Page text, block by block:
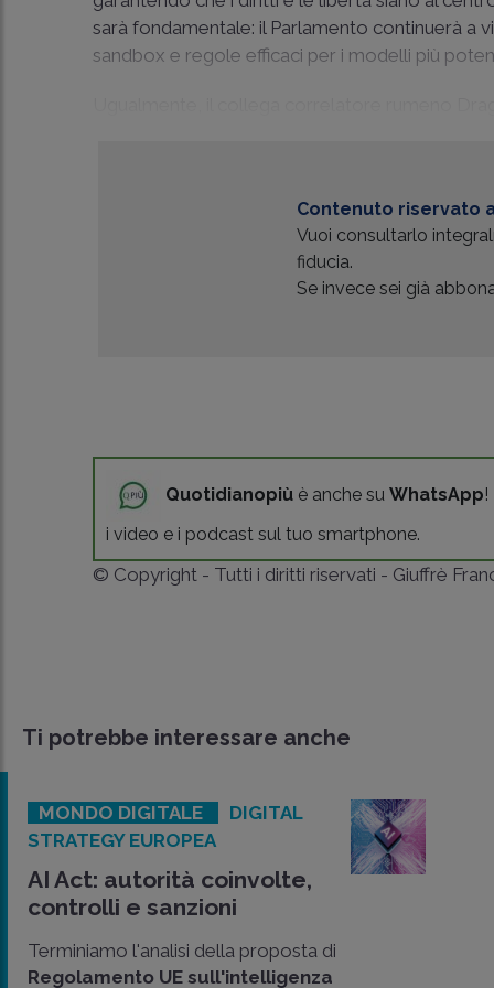
sarà fondamentale: il Parlamento continuerà a
sandbox e regole efficaci per i modelli più
Contenuto riservato
Vuoi consultarlo
fiducia.
Se invece sei già
Quotidianopiù è anche suWhatsApp!
i video e i podcast sul tuo smartphone.
© Copyright - Tutti i diritti riservati - Giuffrè
Ti potrebbe interessare anche
MONDO DIGITALE
DIGITAL
STRATEGY EUROPEA
AI Act: autorità coinvolte,
controlli e sanzioni
Terminiamo l'analisi della proposta di
Regolamento UE sull'intelligenza